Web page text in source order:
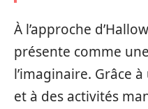
À l’approche
présente comme
l’imaginaire. Grâce
et à des activités